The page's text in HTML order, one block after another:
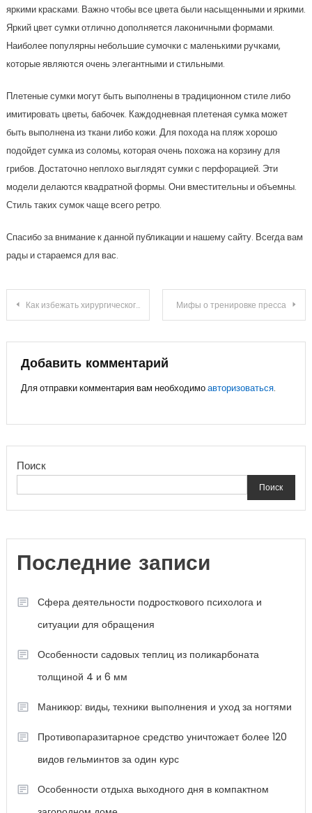
яркими красками. Важно чтобы все цвета были насыщенными и яркими.
Яркий цвет сумки отлично дополняется лаконичными формами.
Наиболее популярны небольшие сумочки с маленькими ручками,
которые являются очень элегантными и стильными.
Плетеные сумки могут быть выполнены в традиционном стиле либо
имитировать цветы, бабочек. Каждодневная плетеная сумка может
быть выполнена из ткани либо кожи. Для похода на пляж хорошо
подойдет сумка из соломы, которая очень похожа на корзину для
грибов. Достаточно неплохо выглядят сумки с перфорацией. Эти
модели делаются квадратной формы. Они вместительны и объемны.
Стиль таких сумок чаще всего ретро.
Спасибо за внимание к данной публикации и нашему сайту. Всегда вам
рады и стараемся для вас.
Навигация
записям
Как избежать хирургического вмешательства при липоме: проверенные средства и методы Мифы о тренировке пресса
Добавить комментарий
Для отправки комментария вам необходимоавторизоваться.
Поиск
Поиск
Последние записи
Сфера деятельности подросткового психолога и
ситуации для обращения
Особенности садовых теплиц из поликарбоната
толщиной 4 и 6 мм
Маникюр: виды, техники выполнения и уход за ногтями
Противопаразитарное средство уничтожает более 120
видов гельминтов за один курс
Особенности отдыха выходного дня в компактном